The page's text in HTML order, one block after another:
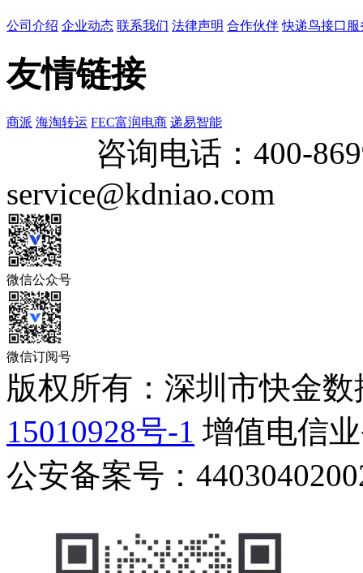
公司介绍 企业动态 联系我们 法律声明 合作伙伴 快递鸟接口服
友情链接
商派 海淘转运 FEC富润电商 递易智能
咨询电话： 400-
service@kdniao.com
微信公众号
微信订阅号
版权所有：深圳市快金
15010928号-1 增值电信
公安备案号：